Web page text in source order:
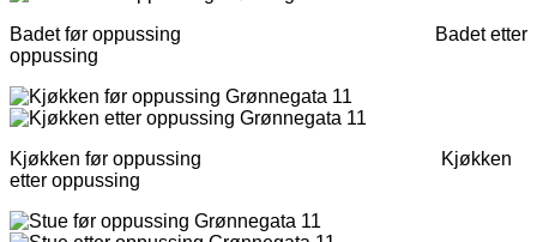
Badet før oppussing Badet etter
oppussing
Kjøkken før oppussing Kjøkken
etter oppussing